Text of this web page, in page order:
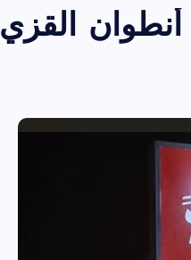
أنطوان القزي